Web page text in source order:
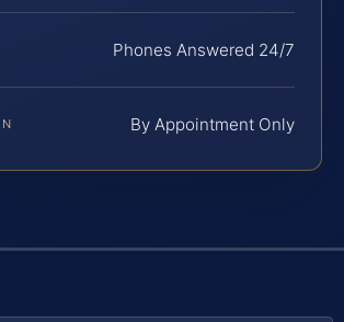
Phones Answered 24/7
By Appointment Only